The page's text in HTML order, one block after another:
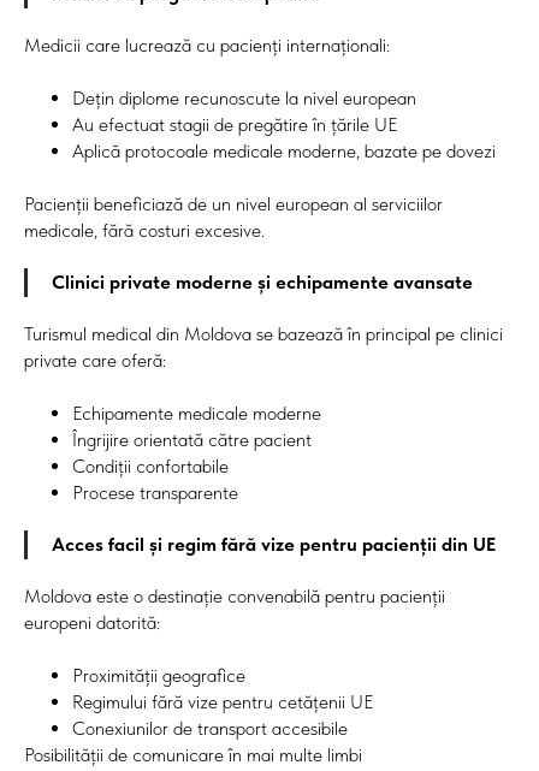
Medicii care lucrează cu pacienți internaționali:
Dețin diplome recunoscute la nivel european
Au efectuat stagii de pregătire în țările UE
Aplică protocoale medicale moderne, bazate pe dovezi
Pacienții beneficiază de un nivel european al serviciilor
medicale, fără costuri excesive.
Clinici private moderne și echipamente avansate
Turismul medical din Moldova se bazează în principal pe clinici
private care oferă:
Echipamente medicale moderne
Îngrijire orientată către pacient
Condiții confortabile
Procese transparente
Acces facil și regim fără vize pentru pacienții din UE
Moldova este o destinație convenabilă pentru pacienții
europeni datorită:
Proximității geografice
Regimului fără vize pentru cetățenii UE
Conexiunilor de transport accesibile
Posibilității de comunicare în mai multe limbi